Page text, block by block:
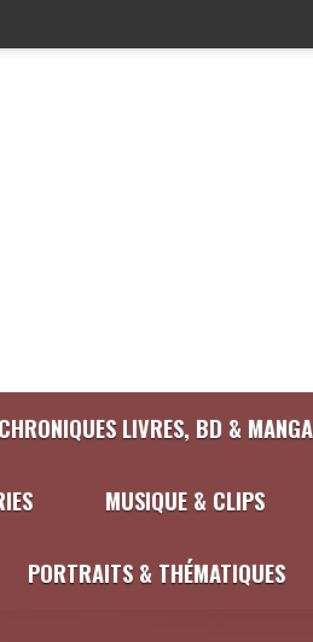
CHRONIQUES LIVRES, BD &
MUSIQUE & CLIPS
PORTRAITS & THÉMATIQUES